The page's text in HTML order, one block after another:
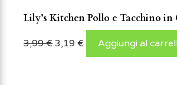
Lily’s Kitchen Pollo e Tacchino in
3,99€ 3,19 € Aggiungi al